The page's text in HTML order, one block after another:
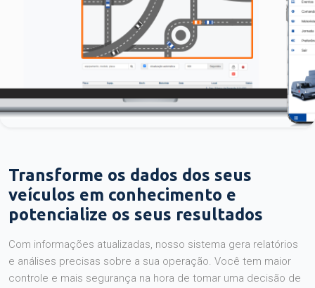
Transforme os dados dos seus
veículos em conhecimento e
potencialize os seus resultados
Com informações atualizadas, nosso sistema gera relatórios
e análises precisas sobre a sua operação. Você tem maior
controle e mais segurança na hora de tomar uma decisão de